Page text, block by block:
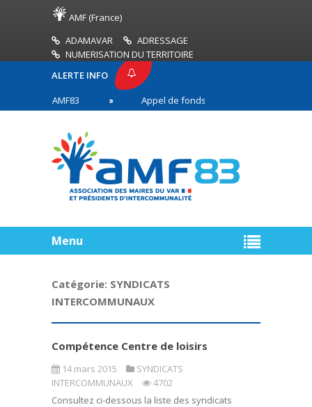
AMF (France)
ADAMAVAR
ADRESSAGE
NUMERISATION DU TERRITOIRE
ALERTE INFO
AMF83
Appel de fonds incendies de forêt
en première ligne
Menu
Catégorie: SYNDICATS
INTERCOMMUNAUX
Compétence Centre de loisirs
14 mars 2015
SYNDICATS
INTERCOMMUNAUX
4702
Consultez ci-dessous la liste des syndicats